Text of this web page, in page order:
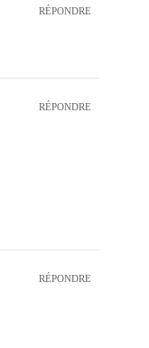
RÉPONDRE
RÉPONDRE
RÉPONDRE